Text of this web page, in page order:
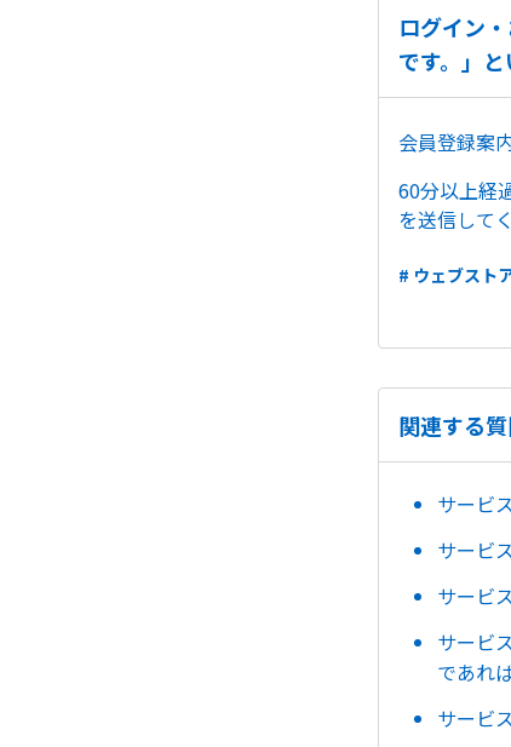
ログイン
です。」と
会員登録案
60分以上経
を送信して
# ウェブスト
関連する
サービ
サービ
サービ
サービ
であれ
サービ